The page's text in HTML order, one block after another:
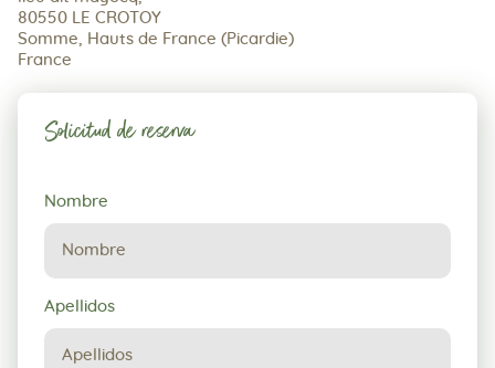
80550 LE CROTOY
Somme, Hauts de France (Picardie)
France
Solicitud de reserva
Solicitud
de
reserva
Nombre
Apellidos